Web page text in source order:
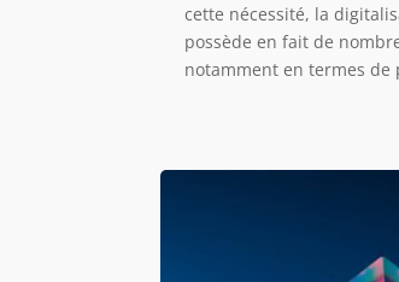
cette nécessité, la
possède en fait de
notamment en termes de